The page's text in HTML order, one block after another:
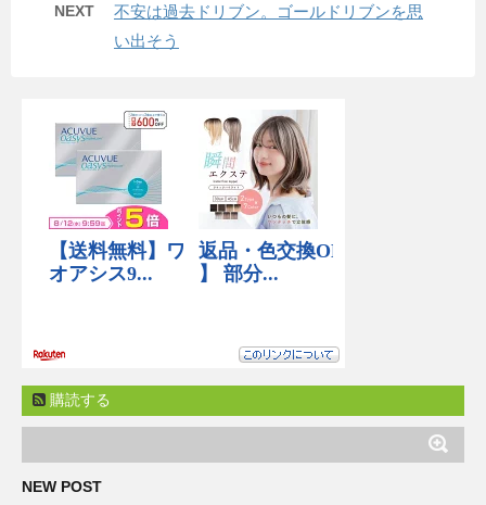
NEXT
不安は過去ドリブン。ゴールドリブンを思
い出そう
購読する
NEW POST